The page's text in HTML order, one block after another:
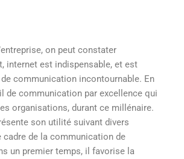
on peut constater
internet est indispensable, et est
communication incontournable. En
de communication par excellence qui
organisations, durant ce millénaire.
son utilité suivant divers
cadre de la communication de
un premier temps, il favorise la